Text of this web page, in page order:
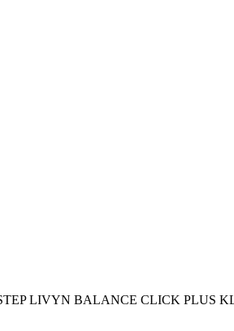
LIVYN BALANCE CLICK PLUS